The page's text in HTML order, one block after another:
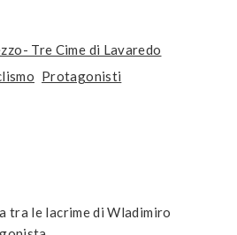
Tre Cime di Lavaredo
Protagonisti
tra le lacrime di Wladimiro